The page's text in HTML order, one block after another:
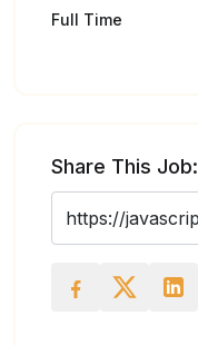
Full Time
Share This Job: